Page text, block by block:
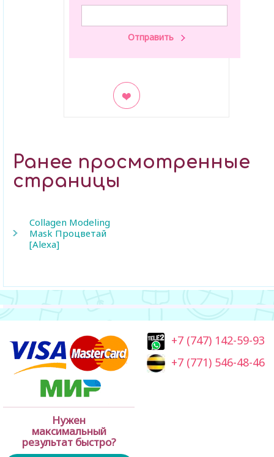
Ранее просмотренные
страницы
Collagen Modeling
Mask Процветай
[Alexa]
Нужен
максимальный
результат быстро?
+7 (747) 142-59-93
+7 (771) 546-48-46